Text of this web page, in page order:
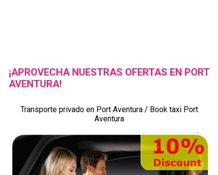
¡APROVECHA NUESTRAS OFERTAS EN PORT
AVENTURA!
Transporte privado en Port Aventura / Book taxi Port
Aventura